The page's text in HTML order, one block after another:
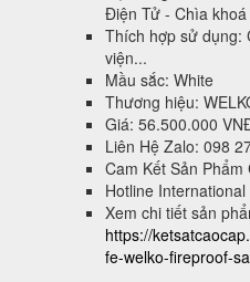
Điện Tử - Chìa khoá
Thích hợp sử dụng:
viện...
Mầu sắc: White
Thương hiệu:
Giá: 56.500.000
Liên Hệ Zalo: 098
Cam Kết Sản
Hotline
Xem chi tiết sản
https://
fe-welko-fireproof-